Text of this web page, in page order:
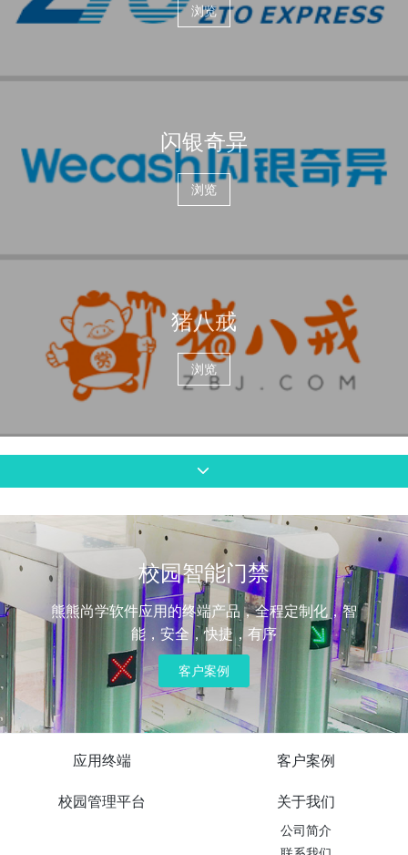
浏览
闪银奇异
浏览
猪八戒
浏览
校园智能门禁
熊熊尚学软件应用的终端产品，全程定制化，智
能，安全，快捷，有序
客户案例
应用终端 客户案例
校园管理平台 关于我们
公司简介